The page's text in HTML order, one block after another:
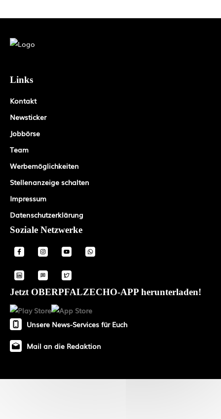
Links
Kontakt
Newsticker
Jobbörse
Team
Werbemöglichkeiten
Stellenanzeige schalten
Impressum
Datenschutzerklärung
Soziale Netzwerke
Jetzt OBERPFALZECHO-APP herunterladen!
Unsere News-Services für Euch
Mail an die Redaktion